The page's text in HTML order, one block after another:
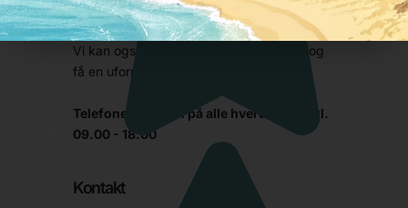
hjemmesider, til store komplekse løsninger
til internationale virksomheder.
Vi kan også lave en løsning til dig...ring og
få en uforpligtende snak om muligheder.
Telefonen er åben på alle hverdage fra kl.
09.00 - 18.00
Kontakt